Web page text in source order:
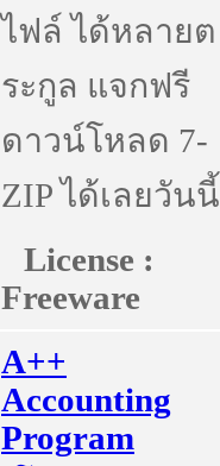
ไฟล์ ได้หลายต
ระกูล แจกฟรี
ดาวน์โหลด 7-
ZIP ได้เลยวันนี้
License :
Freeware
A++
Accounting
Program